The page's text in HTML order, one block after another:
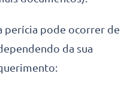
perícia pode ocorrer de
da sua